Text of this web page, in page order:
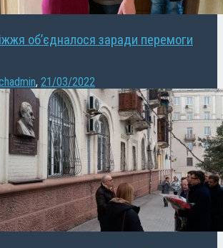
об’єдналося заради перемоги
, 21/03/2022